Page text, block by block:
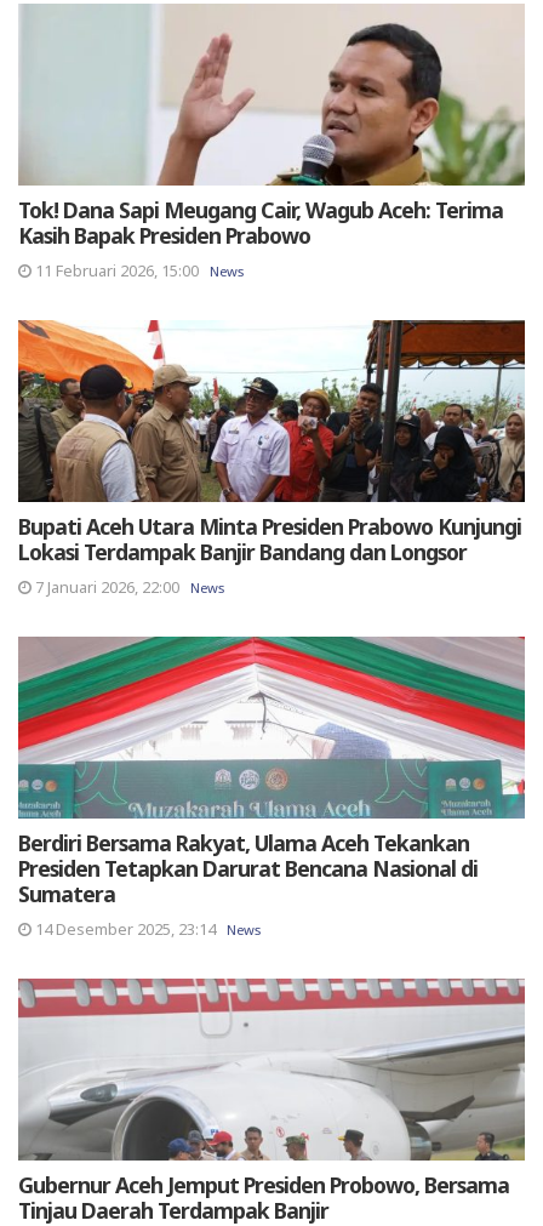
Tok! Dana Sapi Meugang Cair, Wagub Aceh: Terima
Kasih Bapak Presiden Prabowo
11 Februari 2026, 15:00 News
Bupati Aceh Utara Minta Presiden Prabowo Kunjungi
Lokasi Terdampak Banjir Bandang dan Longsor
7 Januari 2026, 22:00 News
Berdiri Bersama Rakyat, Ulama Aceh Tekankan
Presiden Tetapkan Darurat Bencana Nasional di
Sumatera
14 Desember 2025, 23:14 News
Gubernur Aceh Jemput Presiden Probowo, Bersama
Tinjau Daerah Terdampak Banjir